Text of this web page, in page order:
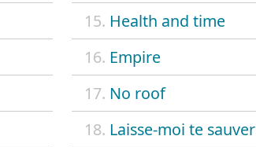
15. Health and time
16. Empire
17. No roof
18. Laisse-moi te sauver